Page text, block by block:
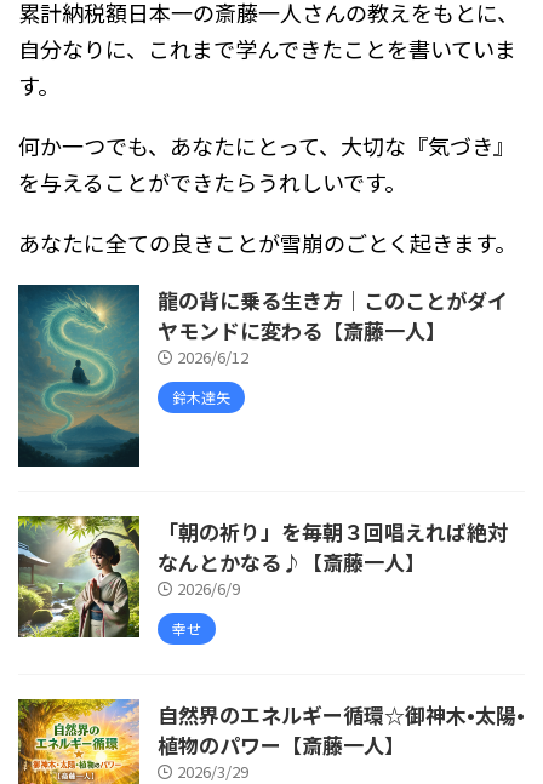
累計納税額日本一の斎藤一人さんの教えをもとに、
自分なりに、これまで学んできたことを書いていま
す。
何か一つでも、あなたにとって、大切な『気づき』
を与えることができたらうれしいです。
あなたに全ての良きことが雪崩のごとく起きます。
龍の背に乗る生き方｜このことがダイ
ヤモンドに変わる【斎藤一人】
2026/6/12
鈴木達矢
「朝の祈り」を毎朝３回唱えれば絶対
なんとかなる♪【斎藤一人】
2026/6/9
幸せ
自然界のエネルギー循環☆御神木•太陽•
植物のパワー【斎藤一人】
2026/3/29